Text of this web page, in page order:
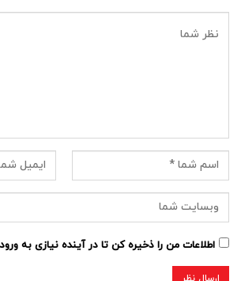
اطلاعات من را ذخیره کن تا در آینده نیازی به